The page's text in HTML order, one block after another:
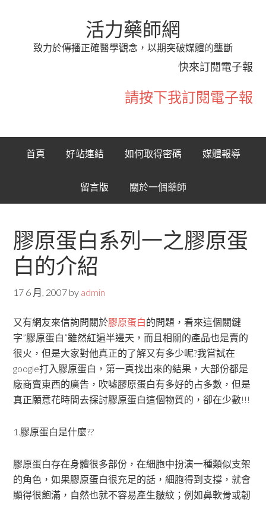
活力藥師網
致力於傳播正確醫學觀念，以期突破媒體的壟斷
快來訂閱電子報
請按下我訂閱電子報
首頁 好站連結 如何取得密碼 媒體報導
留言版 關於一個藥師
膠原蛋白系列一之膠原蛋
白的介紹
17 6 月, 2007 by admin
又有網友來信詢問關於膠原蛋白的問題，看來這個關鍵
字”膠原蛋白”雖然紅遍半邊天，而且相關的產品也是賣的
很火，但是大家對他真正的了解又有多少呢?我嘗試在
google打入膠原蛋白，第一頁找出來的結果，大部份都是
廠商賣東西的廣告，吹噓膠原蛋白有多好的占多數，但是
真正願意花時間去探討膠原蛋白這個物質的，卻在少數!!!
1.膠原蛋白是什麼??
膠原蛋白存在身體很多部份，在細胞中扮演一種類似支架
的角色，如果膠原蛋白很充足的話，細胞得到支撐，就會
顯得很飽滿，自然也就不容易產生皺紋；例如鼻軟骨或韌